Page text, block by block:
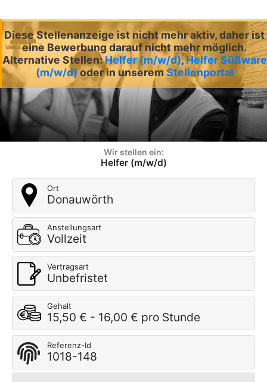
Diese Stellenanzeige ist nicht mehr aktiv, daher ist
eine Bewerbung darauf nicht mehr möglich.
Alternative Stellen:Helfer (m/w/d),Helfer Süßware
(m/w/d) oder in unseremStellenportal
Wir stellen ein:
Helfer (m/w/d)
Ort
Donauwörth
Anstellungsart
Vollzeit
Vertragsart
Unbefristet
Gehalt
15,50 € - 16,00 € pro Stunde
Referenz-Id
1018-148